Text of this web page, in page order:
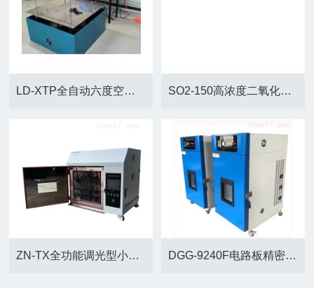
LD-XTP全自动六度空间振动机 SO2-150高浓度二氧化硫腐蚀试验箱
ZN-TX全功能调光型小型紫外光老化箱 DGG-9240F电路板精密恒温试验箱